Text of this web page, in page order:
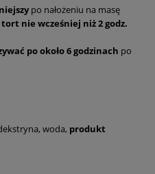
po nałożeniu na masę
nie wcześniej niż 2 godz.
po około 6 godzinach po
woda, produkt